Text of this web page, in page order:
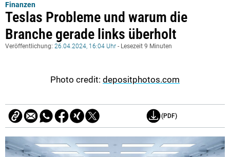
Finanzen
Teslas Probleme und warum die
Branche gerade links überholt
Veröffentlichung: 26.04.2024, 16:04 Uhr - Lesezeit 9 Minuten
Photo credit: depositphotos.com
(PDF)